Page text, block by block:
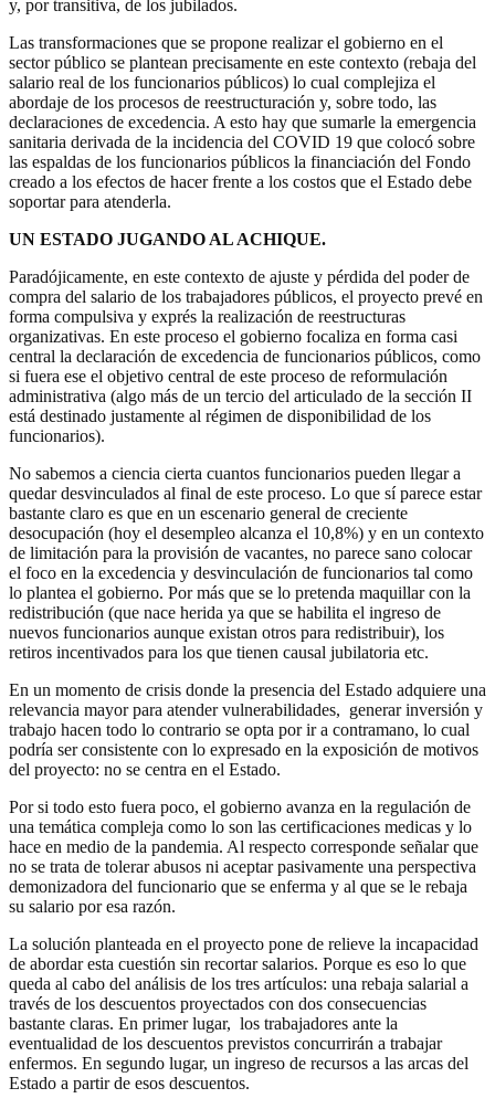
y, por transitiva, de los jubilados.
Las transformaciones que se propone realizar el gobierno en el
sector público se plantean precisamente en este contexto (rebaja del
salario real de los funcionarios públicos) lo cual complejiza el
abordaje de los procesos de reestructuración y, sobre todo, las
declaraciones de excedencia. A esto hay que sumarle la emergencia
sanitaria derivada de la incidencia del COVID 19 que colocó sobre
las espaldas de los funcionarios públicos la financiación del Fondo
creado a los efectos de hacer frente a los costos que el Estado debe
soportar para atenderla.
UN ESTADO JUGANDO AL ACHIQUE.
Paradójicamente, en este contexto de ajuste y pérdida del poder de
compra del salario de los trabajadores públicos, el proyecto prevé en
forma compulsiva y exprés la realización de reestructuras
organizativas. En este proceso el gobierno focaliza en forma casi
central la declaración de excedencia de funcionarios públicos, como
si fuera ese el objetivo central de este proceso de reformulación
administrativa (algo más de un tercio del articulado de la sección II
está destinado justamente al régimen de disponibilidad de los
funcionarios).
No sabemos a ciencia cierta cuantos funcionarios pueden llegar a
quedar desvinculados al final de este proceso. Lo que sí parece estar
bastante claro es que en un escenario general de creciente
desocupación (hoy el desempleo alcanza el 10,8%) y en un contexto
de limitación para la provisión de vacantes, no parece sano colocar
el foco en la excedencia y desvinculación de funcionarios tal como
lo plantea el gobierno. Por más que se lo pretenda maquillar con la
redistribución (que nace herida ya que se habilita el ingreso de
nuevos funcionarios aunque existan otros para redistribuir), los
retiros incentivados para los que tienen causal jubilatoria etc.
En un momento de crisis donde la presencia del Estado adquiere una
relevancia mayor para atender vulnerabilidades, generar inversión y
trabajo hacen todo lo contrario se opta por ir a contramano, lo cual
podría ser consistente con lo expresado en la exposición de motivos
del proyecto: no se centra en el Estado.
Por si todo esto fuera poco, el gobierno avanza en la regulación de
una temática compleja como lo son las certificaciones medicas y lo
hace en medio de la pandemia. Al respecto corresponde señalar que
no se trata de tolerar abusos ni aceptar pasivamente una perspectiva
demonizadora del funcionario que se enferma y al que se le rebaja
su salario por esa razón.
La solución planteada en el proyecto pone de relieve la incapacidad
de abordar esta cuestión sin recortar salarios. Porque es eso lo que
queda al cabo del análisis de los tres artículos: una rebaja salarial a
través de los descuentos proyectados con dos consecuencias
bastante claras. En primer lugar, los trabajadores ante la
eventualidad de los descuentos previstos concurrirán a trabajar
enfermos. En segundo lugar, un ingreso de recursos a las arcas del
Estado a partir de esos descuentos.